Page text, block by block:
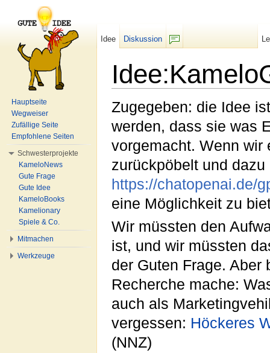
Zugegeben: die Idee
werden, dass sie was
vorgemacht. Wenn wir
zurückpöbelt und
https://chatopenai.de/
eine Möglichkeit zu
Wir müssten den
ist, und wir müssten
der Guten Frage. Aber
Recherche mache:
auch als
vergessen: Höckeres
(NNZ)
Idee
Diskussion
Hauptseite
Wegweiser
Zufällige Seite
Empfohlene Seiten
Schwesterprojekte
KameloNews
Gute Frage
Gute Idee
KameloBooks
Kamelionary
Spiele & Co.
Mitmachen
Werkzeuge